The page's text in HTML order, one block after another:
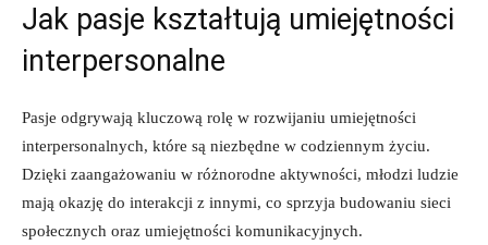
Jak pasje kształtują umiejętności
interpersonalne
Pasje odgrywają kluczową rolę ⁣w‌ rozwijaniu umiejętności
‍interpersonalnych, ‍które⁣ są niezbędne w codziennym ‌życiu.
⁣Dzięki zaangażowaniu w różnorodne aktywności, ⁢młodzi ludzie
mają ⁢okazję do interakcji ⁣z innymi, co sprzyja budowaniu sieci
społecznych oraz umiejętności komunikacyjnych.